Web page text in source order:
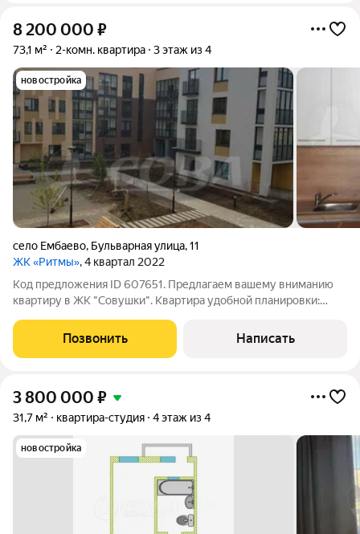
8 200 000 ₽
73,1 м² 2-комн. квартира 3 этаж из 4
новостройка
село Ембаево, Бульварная улица,11
ЖК «Ритмы», 4 квартал 2022
Код предложения ID 607651. Предлагаем вашему вниманию
квартиру в ЖК "Совушки". Квартира удобной планировки:
балкона один из которых составляет почти 7 квадратных
метров. Большая кухня-гостиная
Позвонить Написать
3 800 000 ₽
31,7 м² квартира-студия 4 этаж из 4
новостройка